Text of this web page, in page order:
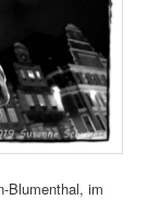
Blumenthal, im